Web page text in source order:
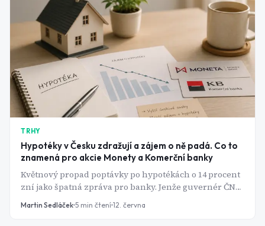
TRHY
Hypotéky v Česku zdražují a zájem o ně padá. Co to
znamená pro akcie Monety a Komerční banky
Květnový propad poptávky po hypotékách o 14 procent
zní jako špatná zpráva pro banky. Jenže guvernér ČNB
akcie Monety a Komerční banky to není tak zlá zpráva,
Martin Sedláček 5 min čtení 12. června